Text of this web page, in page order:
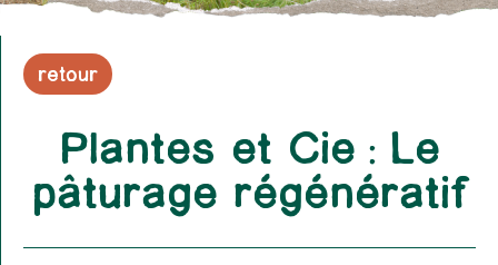
retour
Plantes et Cie : Le
pâturage régénératif